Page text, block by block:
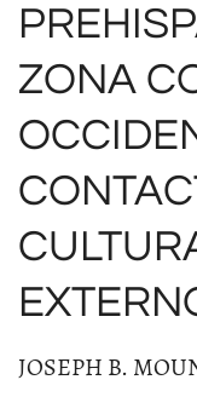
ZONA
JOSEPH B.